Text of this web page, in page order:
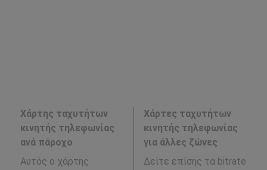
Χάρτης ταχυτήτων
κινητής τηλεφωνίας
ανά πάροχο
Αυτός ο χάρτης
Χάρτες ταχυτήτων
κινητής τηλεφωνίας
για άλλες ζώνες
Δείτε επίσης τα bitrate